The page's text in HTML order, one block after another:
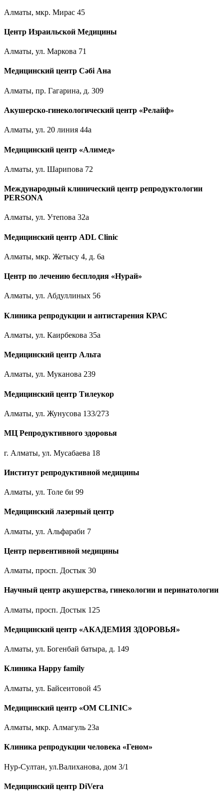
Алматы, мкр. Мирас 45
Центр Израильской Медицины
Алматы, ул. Маркова 71
Медицинский центр Сәбі Ана
Алматы, пр. Гагарина, д. 309
Акушерско-гинекологический центр «Релайф»
Алматы, ул. 20 линия 44а
Медицинский центр «Алимед»
Алматы, ул. Шарипова 72
Международный клинический центр репродуктологии
PERSONA
Алматы, ул. Утепова 32а
Медицинский центр ADL Clinic
Алматы, мкр. Жетысу 4, д. 6а
Центр по лечению бесплодия «Нурай»
Алматы, ул. Абдуллиных 56
Клиника репродукции и антистарения КРАС
Алматы, ул. Каирбекова 35а
Медицинский центр Альта
Алматы, ул. Муканова 239
Медицинский центр Тилеукор
Алматы, ул. Жунусова 133/273
МЦ Репродуктивного здоровья
г. Алматы, ул. Мусабаева 18
Институт репродуктивной медицины
Алматы, ул. Толе би 99
Медицинский лазерный центр
Алматы, ул. Альфараби 7
Центр первентивной медицины
Алматы, просп. Достык 30
Научный центр акушерства, гинекологии и перинатологии
Алматы, просп. Достык 125
Медицинский центр «АКАДЕМИЯ ЗДОРОВЬЯ»
Алматы, ул. Богенбай батыра, д. 149
Клиника Happy family
Алматы, ул. Байсеитовой 45
Медицинский центр «OM CLINIC»
Алматы, мкр. Алмагуль 23а
Клиника репродукции человека «Геном»
Нур-Султан, ул.Валиханова, дом 3/1
Медицинский центр DiVera